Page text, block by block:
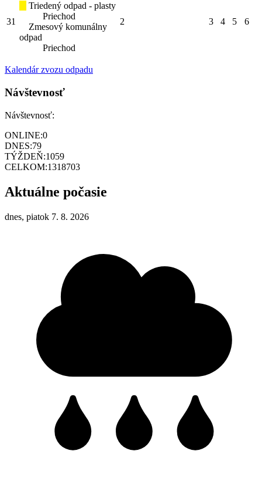
31
Triedený odpad - plasty
Priechod
Zmesový komunálny
odpad
Priechod
2 3 4 5 6
Kalendár zvozu odpadu
Návštevnosť
Návštevnosť:
ONLINE:0
DNES:79
TÝŽDEŇ:1059
CELKOM:1318703
Aktuálne počasie
dnes, piatok 7. 8. 2026